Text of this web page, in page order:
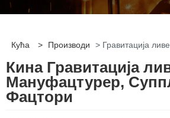
Кућа > Производи > Гравитација
Кина Гравитација
Мануфацтурер,
Фацтори